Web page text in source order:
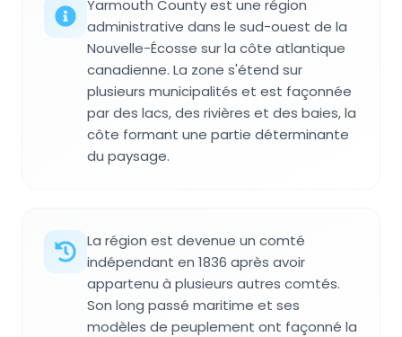
Yarmouth County est une région
administrative dans le sud-ouest de la
Nouvelle-Écosse sur la côte atlantique
canadienne. La zone s'étend sur
plusieurs municipalités et est façonnée
par des lacs, des rivières et des baies, la
côte formant une partie déterminante
du paysage.
La région est devenue un comté
indépendant en 1836 après avoir
appartenu à plusieurs autres comtés.
Son long passé maritime et ses
modèles de peuplement ont façonné la